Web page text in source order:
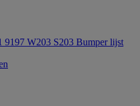
9197 W203 S203 Bumper lijst